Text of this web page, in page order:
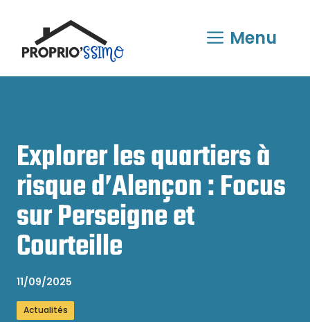
contenu
Menu
Explorer les quartiers à
risque d’Alençon : Focus
sur Perseigne et
Courteille
11/09/2025
Actualités